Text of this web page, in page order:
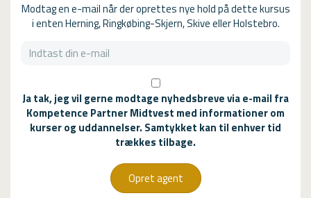
Modtag en e-mail når der oprettes nye hold på dette kursus
i enten Herning, Ringkøbing-Skjern, Skive eller Holstebro.
Ja tak, jeg vil gerne modtage nyhedsbreve via e-mail fra
Kompetence Partner Midtvest med informationer om
kurser og uddannelser. Samtykket kan til enhver tid
trækkes tilbage.
Opret agent